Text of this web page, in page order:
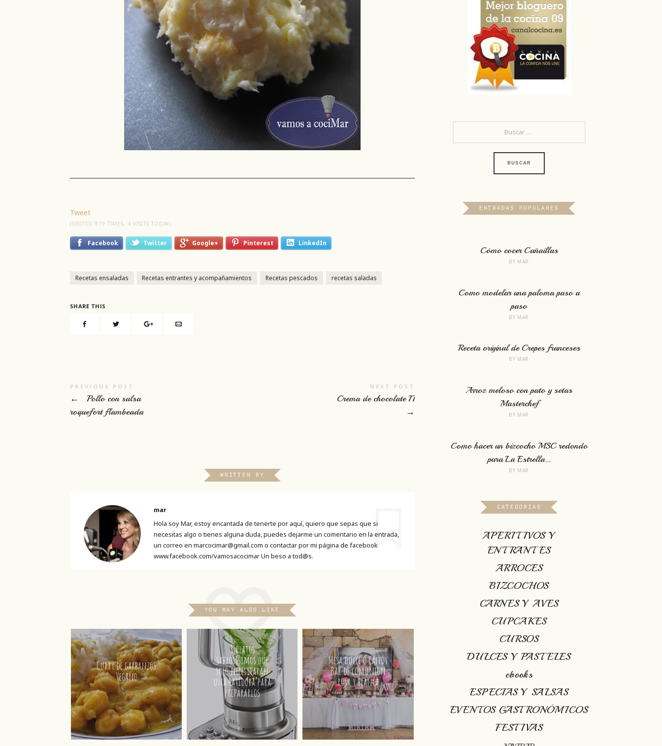
Tweet
(VISITED 819 TIMES, 4 VISITS TODAY)
Facebook Twitter Google+ Pinterest LinkedIn
Recetas ensaladas Recetas entrantes y acompañamientos Recetas pescados recetas saladas
SHARE THIS
PREVIOUS POST
←
Pollo con salsa
roquefort flambeada
NEXT POST
Crema de chocolate II
→
WRITTEN BY
mar
Hola soy Mar, estoy encantada de tenerte por aquí, quiero que sepas que si
necesitas algo o tienes alguna duda, puedes dejarme un comentario en la entrada,
un correo en marcocimar@gmail.com o contactar por mi página de facebook
www.facebook.com/vamosacocimar Un beso a tod@s.
YOU MAY ALSO LIKE
Curry de garbanzos
Vegano
3 platos
sabrosísimos que
solo necesitaran
una batidora para
prepararlos
Mesa dulce o Candy
Bar de comunión
rosa y blanca
ENTRADAS POPULARES
Cómo cocer Cañaillas
BY MAR
Como modelar una paloma paso a
paso
BY MAR
Receta original de Crepes franceses
BY MAR
Arroz meloso con pato y setas
Masterchef
BY MAR
Como hacer un bizcocho MSC redondo
para La Estrella…
BY MAR
CATEGORÍAS
APERITIVOS Y
ENTRANTES
ARROCES
BIZCOCHOS
CARNES Y AVES
CUPCAKES
CURSOS
DULCES Y PASTELES
ebooks
ESPECIAS Y SALSAS
EVENTOS GASTRONÓMICOS
FESTIVAS